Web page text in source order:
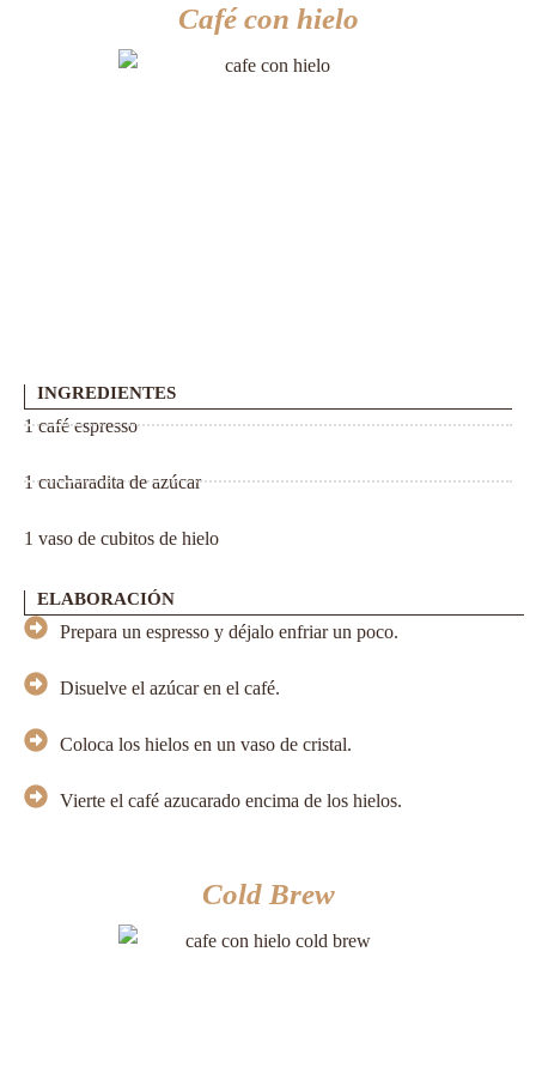
Café con hielo
INGREDIENTES
1 café espresso
1 cucharadita de azúcar
1 vaso de cubitos de hielo
ELABORACIÓN
Prepara un espresso y déjalo enfriar un poco.
Disuelve el azúcar en el café.
Coloca los hielos en un vaso de cristal.
Vierte el café azucarado encima de los hielos.
Cold Brew